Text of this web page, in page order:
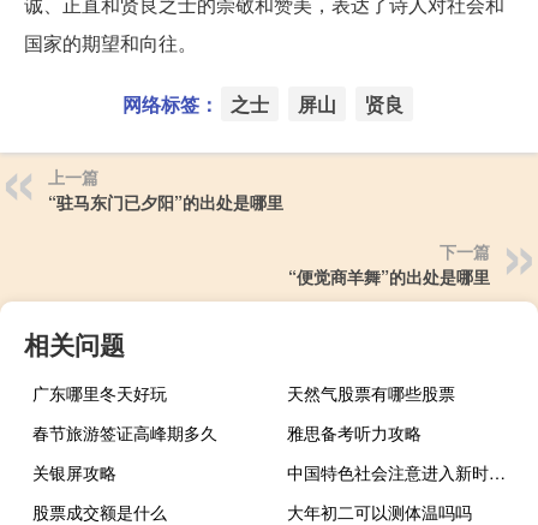
国家的期望和向往。
网络标签： 之士 屏山 贤良
上一篇
“驻马东门已夕阳”的出处是哪里
下一篇
“便觉商羊舞”的出处是哪里
相关问题
广东哪里冬天好玩
天然气股票有哪些股票
春节旅游签证高峰期多久
雅思备考听力攻略
关银屏攻略
中国特色社会注意进入新时代的意义是什么（中国特色社会主义进入新时代的意义）
股票成交额是什么
大年初二可以测体温吗吗